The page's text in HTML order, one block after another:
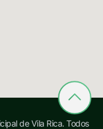
de Vila Rica. Todos